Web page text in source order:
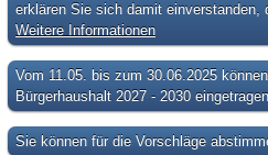
erklären Sie sich damit einverstanden,
Weitere Informationen
Vom 11.05. bis zum 30.06.2025
Bürgerhaushalt 2027 - 2030
Sie können für die Vorschläge